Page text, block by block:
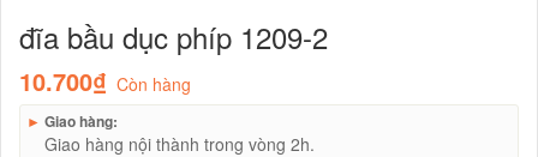
đĩa bầu dục phíp 1209-2
10.700₫ Còn hàng
► Giao hàng:
Giao hàng nội thành trong vòng 2h.